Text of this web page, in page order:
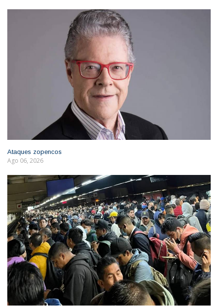
Ataques zopencos
Ago 06, 2026